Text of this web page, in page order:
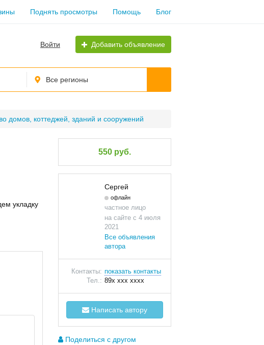
Поднять просмотры Помощь Блог
Войти Добавить объявление
Все регионы
домов, коттеджей, зданий и сооружений
550 руб.
укладку
Сергей
офлайн
частное лицо
на сайте с 4 июля
2021
Все объявления
автора
Контакты: показать контакты
Тел.: 89x xxx xxxx
Написать автору
Поделиться с другом